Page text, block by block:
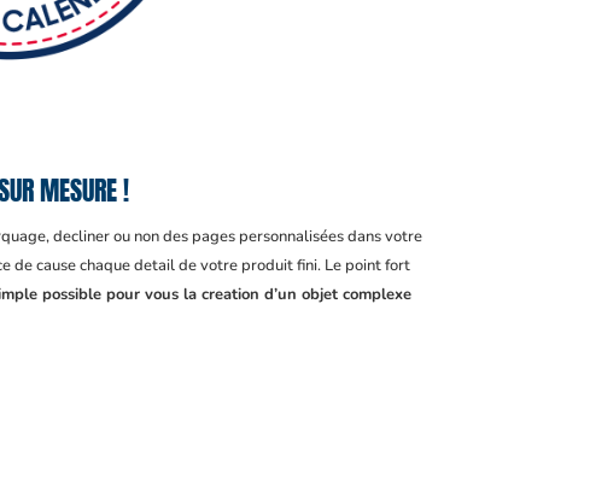
MESURE !
decliner ou non des pages personnalisées dans votre
de cause chaque detail de votre produit fini. Le point fort
possible pour vous la creation d’un objet complexe